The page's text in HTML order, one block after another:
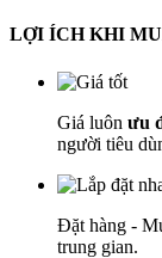
LỢI ÍCH KHI
Giá luôn ưu
người tiêu
Đặt hàng -
trung gian.